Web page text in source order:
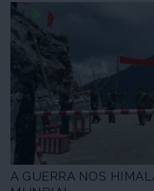
internacionais de potências
que a Europa, depois de
“o Extremo Oriente”, tenha
aceitar-se como previsível
A GUERRA NOS